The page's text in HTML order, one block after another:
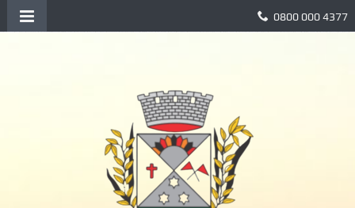
0800 000 4377